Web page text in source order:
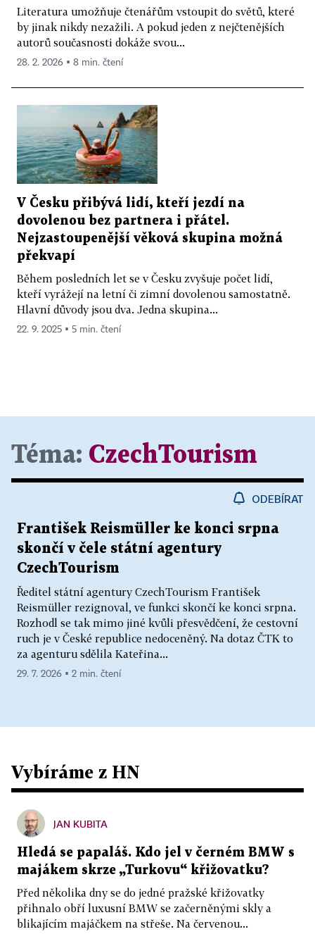
Literatura umožňuje čtenářům vstoupit do světů, které
by jinak nikdy nezažili. A pokud jeden z nejčtenějších
autorů současnosti dokáže svou...
28. 2. 2026 ▪ 8 min. čtení
V Česku přibývá lidí, kteří jezdí na
dovolenou bez partnera i přátel.
Nejzastoupenější věková skupina možná
překvapí
Během posledních let se v Česku zvyšuje počet lidí,
kteří vyrážejí na letní či zimní dovolenou samostatně.
Hlavní důvody jsou dva. Jedna skupina...
22. 9. 2025 ▪ 5 min. čtení
Téma: CzechTourism
ODEBÍRAT
František Reismüller ke konci srpna
skončí v čele státní agentury
CzechTourism
Ředitel státní agentury CzechTourism František
Reismüller rezignoval, ve funkci skončí ke konci srpna.
Rozhodl se tak mimo jiné kvůli přesvědčení, že cestovní
ruch je v České republice nedoceněný. Na dotaz ČTK to
za agenturu sdělila Kateřina...
29. 7. 2026 ▪ 2 min. čtení
Vybíráme z HN
JAN KUBITA
Hledá se papaláš. Kdo jel v černém BMW s
majákem skrze „Turkovu“ křižovatku?
Před několika dny se do jedné pražské křižovatky
přihnalo obří luxusní BMW se začerněnými skly a
blikajícím majáčkem na střeše. Na červenou...